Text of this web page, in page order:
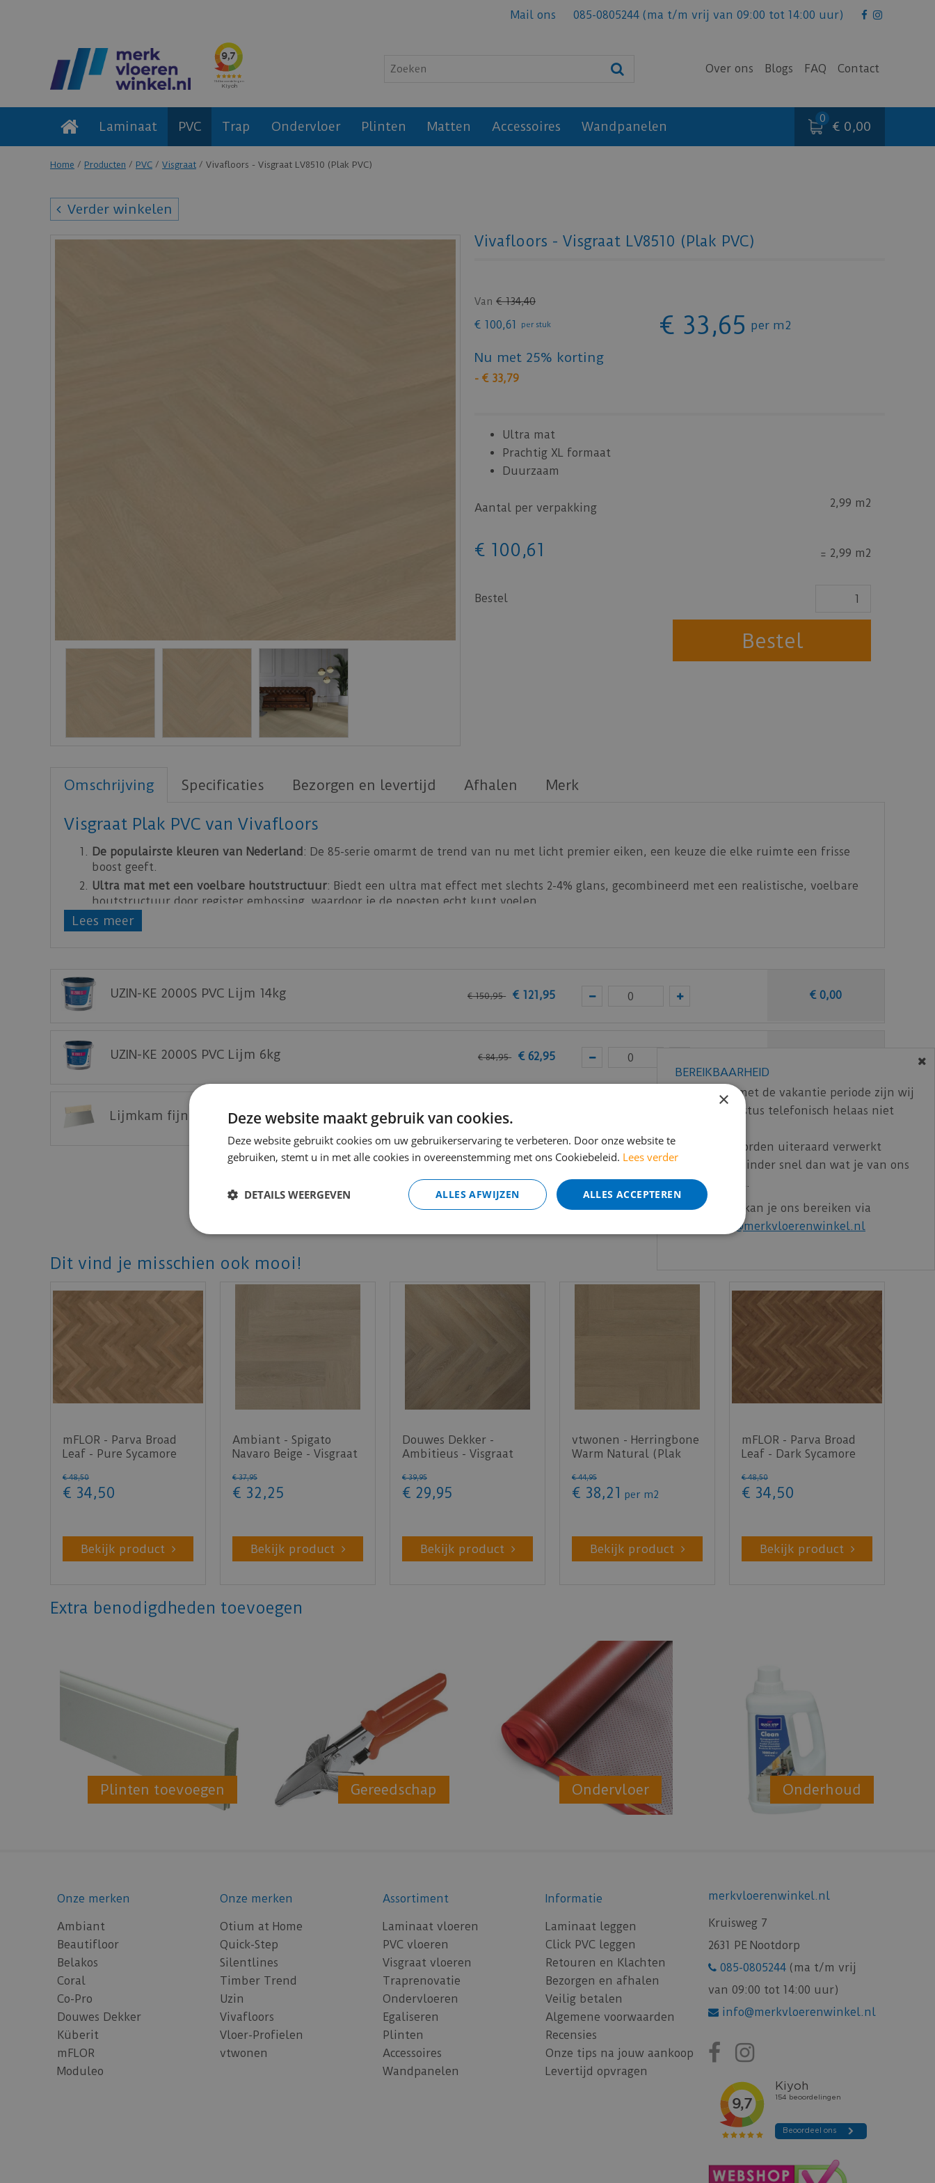
Home Producten PVC Visgraat Vivafloors - Visgraat LV8510 (Plak PVC)
Mail ons 085-0805244 (ma t/m vrij van 09:00 tot 14:00 uur)
Over ons Blogs FAQ Contact
Laminaat PVC Trap Ondervloer Plinten Matten Accessoires Wandpanelen € 0,00
Verder winkelen
Vivafloors - Visgraat LV8510 (Plak PVC)
Van € 134,40
€ 100,61 per stuk € 33,65 per m2
Nu met 25% korting
- € 33,79
Ultra mat
Prachtig XL formaat
Duurzaam
Aantal per verpakking 2,99 m2
€ 100 ,61 = 2,99 m2
Bestel
Omschrijving Specificaties Bezorgen en levertijd Afhalen Merk
Visgraat Plak PVC van Vivafloors
De populairste kleuren van Nederland : De 85-serie omarmt de trend van nu met licht premier eiken, een keuze die elke ruimte een frisse
boost geeft.
Ultra mat met een voelbare houtstructuur: Biedt een ultra mat effect met slechts 2-4% glans, gecombineerd met een realistische, voelbare
houtstructuur door register embossing, waardoor je de noesten echt kunt voelen.
4 kleuren, 2 visgraat in lijm én click
Deze vloer eerst thuis bekijken op een staal?
Vraag nu uw staal gratis aan op de website van
Lees meer
UZIN-KE 2000S PVC Lijm 14kg € 150,95 € 121,95 € 0,00
UZIN-KE 2000S PVC Lijm 6kg € 84,95 € 62,95
Lijmkam fijn - A2 (25 cm) tbv PVC € 0 , 00
€ 100,61
Dit vind je misschien ook mooi!
mFLOR - Parva Broad
Leaf - Pure Sycamore
€ 48,50
€ 34,50
Bekijk product
Ambiant - Spigato
Navaro Beige - Visgraat
€ 37,95
€ 32 ,25
Bekijk product
Douwes Dekker -
Ambitieus - Visgraat
PVC)
€ 39,95
€ 29,95
Bekijk product
vtwonen - Herringbone
Warm Natural (Plak
€ 44,95
€ 38,21 per m2
Bekijk product
mFLOR - Parva Broad
Leaf - Dark Sycamore
€ 48,50
€ 34,50
Bekijk product
Extra benodigdheden toevoegen
Plinten toevoegen Gereedschap Ondervloer Onderhoud
Onze merken
Ambiant
Beautifloor
Belakos
Coral
Co-Pro
Douwes Dekker
Küberit
mFLOR
Moduleo
Onze merken
Otium at Home
Quick-Step
Silentlines
Timber Trend
Uzin
Vivafloors
Vloer-Profielen
vtwonen
Assortiment
Laminaat vloeren
PVC vloeren
Visgraat vloeren
Traprenovatie
Ondervloeren
Egaliseren
Plinten
Accessoires
Wandpanelen
Informatie
Laminaat leggen
Click PVC leggen
Retouren en Klachten
Bezorgen en afhalen
Veilig betalen
Algemene voorwaarden
Recensies
Onze tips na jouw aankoop
Levertijd opvragen
merkvloerenwinkel.nl
Kruisweg 7
2631 PE Nootdorp
085-0805244 (ma t/m vrij
van 09:00 tot 14:00 uur)
info@merkvloerenwinkel.nl
BEREIKBAARHEID
In verband met de vakantie periode zijn wij
t/m 14 augustus telefonisch helaas niet
Bestelling worden uiteraard verwerkt
echter iets minder snel dan wat je van ons
gewend bent.
Voor vragen kan je ons bereiken via
info@merkvloerenwinkel.nl
×
Deze website maakt gebruik van cookies.
Deze website gebruikt cookies om uw gebruikerservaring te verbeteren. Door onze website te
gebruiken, stemt u in met alle cookies in overeenstemming met ons Cookiebeleid. Lees verder
ALLES ACCEPTEREN
ALLES AFWIJZEN
DETAILS WEERGEVEN